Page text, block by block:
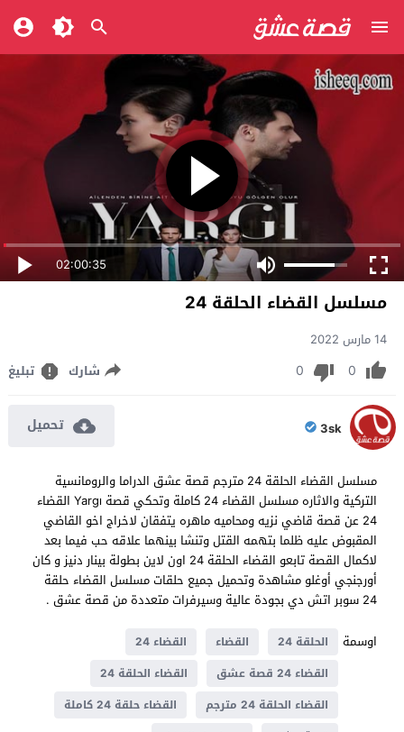
02:00:35
مسلسل القضاء الحلقة 24
14 مارس 2022
0
0 شارك تبليغ
3sk تحميل
مسلسل القضاء الحلقة 24 مترجم قصة عشق الدراما والرومانسية
التركية والاثاره مسلسل القضاء 24 كاملة وتحكي قصة Yargı القضاء
24 عن قصة قاضي نزيه ومحاميه ماهره يتفقان لاخراج اخو القاضي
المقبوض عليه ظلما بتهمه القتل وتنشا بينهما علاقه حب فيما بعد
لاكمال القصة تابعو القضاء الحلقة 24 اون لاين بطولة بينار دنيز و كان
أورجنجي أوغلو مشاهدة وتحميل جميع حلقات مسلسل القضاء حلقة
24 سوبر اتش دي بجودة عالية وسيرفرات متعددة من قصة عشق .
اوسمة
الحلقة 24 القضاء
القضاء 24
القضاء 24 قصة عشق
القضاء الحلقة 24
القضاء الحلقة 24 مترجم
القضاء حلقة 24 كاملة